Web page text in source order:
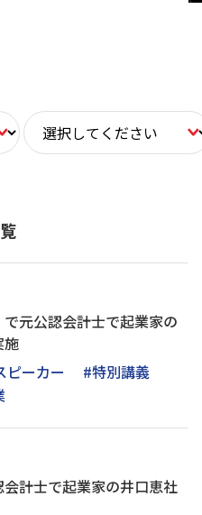
元公認会計士で起業家の
施
ピーカー
#特別講義
計士で起業家の井口恵社